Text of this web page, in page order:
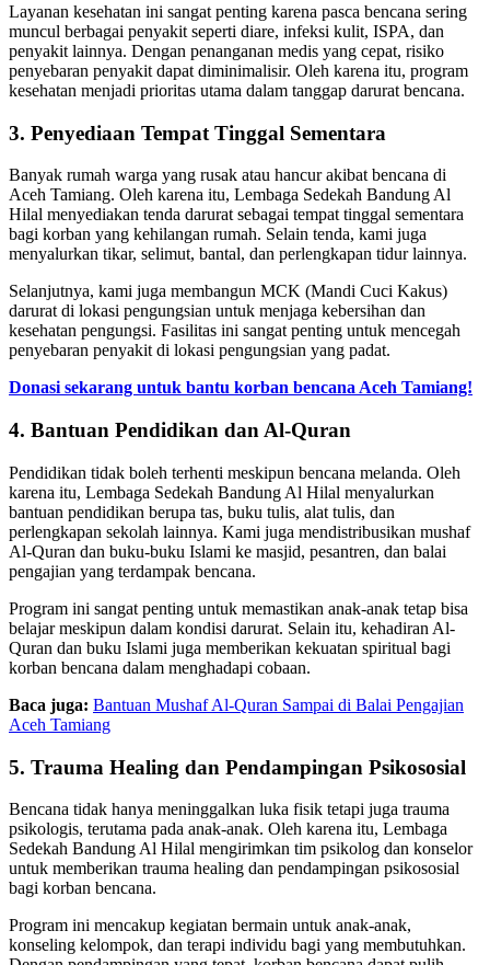
Layanan kesehatan ini sangat penting karena pasca bencana sering
muncul berbagai penyakit seperti diare, infeksi kulit, ISPA, dan
penyakit lainnya. Dengan penanganan medis yang cepat, risiko
penyebaran penyakit dapat diminimalisir. Oleh karena itu, program
kesehatan menjadi prioritas utama dalam tanggap darurat bencana.
3. Penyediaan Tempat Tinggal Sementara
Banyak rumah warga yang rusak atau hancur akibat bencana di
Aceh Tamiang. Oleh karena itu, Lembaga Sedekah Bandung Al
Hilal menyediakan tenda darurat sebagai tempat tinggal sementara
bagi korban yang kehilangan rumah. Selain tenda, kami juga
menyalurkan tikar, selimut, bantal, dan perlengkapan tidur lainnya.
Selanjutnya, kami juga membangun MCK (Mandi Cuci Kakus)
darurat di lokasi pengungsian untuk menjaga kebersihan dan
kesehatan pengungsi. Fasilitas ini sangat penting untuk mencegah
penyebaran penyakit di lokasi pengungsian yang padat.
Donasi sekarang untuk bantu korban bencana Aceh Tamiang!
4. Bantuan Pendidikan dan Al-Quran
Pendidikan tidak boleh terhenti meskipun bencana melanda. Oleh
karena itu, Lembaga Sedekah Bandung Al Hilal menyalurkan
bantuan pendidikan berupa tas, buku tulis, alat tulis, dan
perlengkapan sekolah lainnya. Kami juga mendistribusikan mushaf
Al-Quran dan buku-buku Islami ke masjid, pesantren, dan balai
pengajian yang terdampak bencana.
Program ini sangat penting untuk memastikan anak-anak tetap bisa
belajar meskipun dalam kondisi darurat. Selain itu, kehadiran Al-
Quran dan buku Islami juga memberikan kekuatan spiritual bagi
korban bencana dalam menghadapi cobaan.
Baca juga: Bantuan Mushaf Al-Quran Sampai di Balai Pengajian
Aceh Tamiang
5. Trauma Healing dan Pendampingan Psikososial
Bencana tidak hanya meninggalkan luka fisik tetapi juga trauma
psikologis, terutama pada anak-anak. Oleh karena itu, Lembaga
Sedekah Bandung Al Hilal mengirimkan tim psikolog dan konselor
untuk memberikan trauma healing dan pendampingan psikososial
bagi korban bencana.
Program ini mencakup kegiatan bermain untuk anak-anak,
konseling kelompok, dan terapi individu bagi yang membutuhkan.